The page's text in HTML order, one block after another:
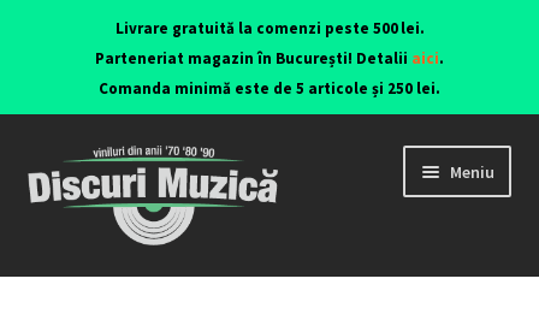
Livrare gratuită la comenzi peste 500 lei.
Parteneriat magazin în București! Detalii aici.
Comanda minimă este de 5 articole și 250 lei.
Meniu
Viniluri ediții originale anii 70-90